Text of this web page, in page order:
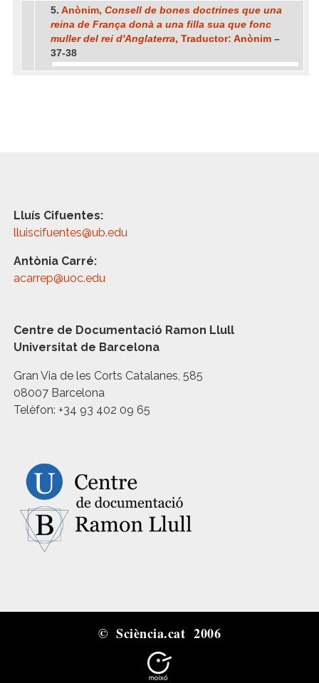
5. Anònim, Consell de bones doctrines que una
reina de França donà a una filla sua que fonc
muller del rei d'Anglaterra, Traductor: Anònim –
37-38
Lluís Cifuentes:
lluiscifuentes@ub.edu
Antònia Carré:
acarrep@uoc.edu
Centre de Documentació Ramon Llull
Universitat de Barcelona
Gran Via de les Corts Catalanes, 585
08007 Barcelona
Telèfon: +34 93 402 09 65
© Sciència.cat 2006